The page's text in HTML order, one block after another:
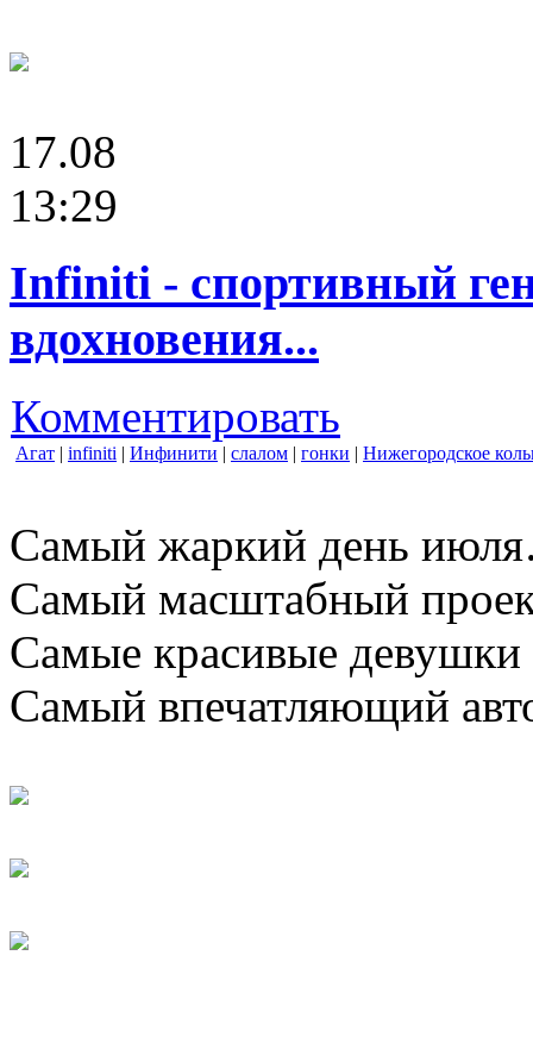
17.08
13:29
Infiniti - спортивный
вдохновения...
Комментировать
Агат | infiniti | Инфинити | слалом | гонки | Нижегородское
Самый жаркий день
Самый масштабный
Самые красивые
Самый впечатляющий